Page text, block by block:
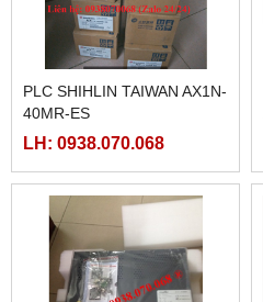
PLC SHIHLIN TAIWAN AX1N-
40MR-ES
LH: 0938.070.068